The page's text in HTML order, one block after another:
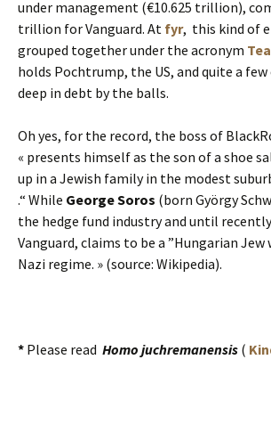
under management (€10.625 trillion),
trillion for Vanguard. At fyr, this kind of
grouped together under the acronym
holds Pochtrump, the US, and quite a
deep in debt by the balls.
Oh yes, for the record, the boss of
« presents himself as the son of a shoe
up in a Jewish family in the modest
.“ While George Soros (born György
the hedge fund industry and until
Vanguard, claims to be a ”Hungarian Jew
Nazi regime. » (source: Wikipedia).
* Please read Homo juchremanensis (